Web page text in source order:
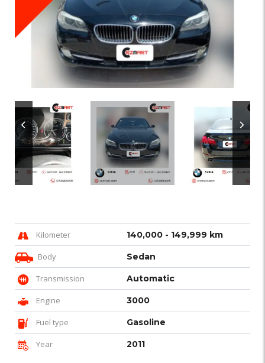
Kilometer 140,000 - 149,999 km
Body Sedan
Transmission Automatic
Engine 3000
Fuel type Gasoline
Year 2011